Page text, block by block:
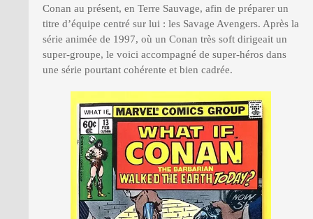
Conan au présent, en Terre Sauvage, afin de préparer un
titre d’équipe centré sur lui : les Savage Avengers. Après la
série animée de 1997, où un Conan très soft dirigeait un
super-groupe, le voici accompagné de super-héros dans
une série pourtant cohérente et bien cadrée.